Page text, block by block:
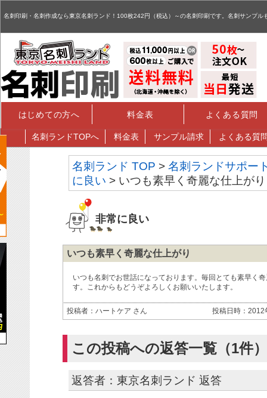
名刺印刷・名刺作成なら東京名刺ランド！100枚242円（税込）～の名刺印刷です。名刺サンプル
はじめての方へ 料金表 よくある質問
名刺 ランドTOPへ 料金表 サンプル請求 よくある質
名刺ランド TOP > 名刺ランドサポー
に良い > いつも素早く奇麗な仕上がり
非常に良い
いつも素早く奇麗な仕上がり
投稿者：ハートケア さん 投稿日時：
いつも名刺でお世話になっております。毎回とても素早く
す。これからもどうぞよろしくお願いいたします。
この投稿への返答一覧（1件）
返答者：東京名刺ランド 返答